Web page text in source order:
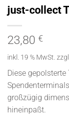
just-collect
23,80 €
inkl. 19 % MwSt.
Diese
großzügig
hineinpaßt.